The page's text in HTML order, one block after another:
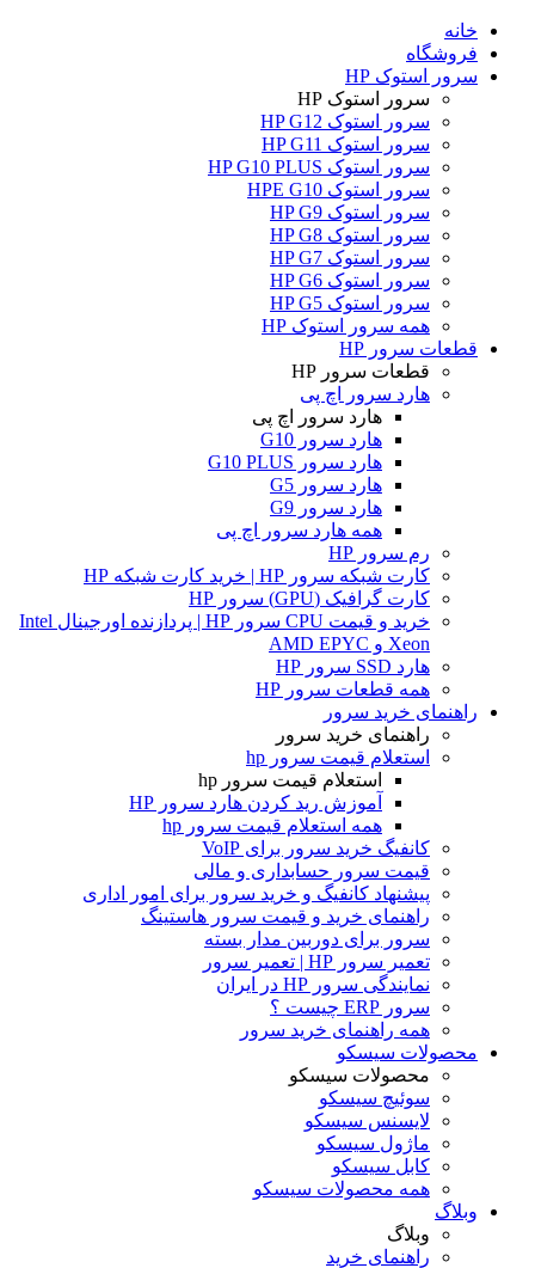
خانه
فروشگاه
سرور استوک HP
سرور استوک HP
سرور استوک HP G12
سرور استوک HP G11
سرور استوک HP G10 PLUS
سرور استوک HPE G10
سرور استوک HP G9
سرور استوک HP G8
سرور استوک HP G7
سرور استوک HP G6
سرور استوک HP G5
همه سرور استوک HP
قطعات سرور HP
قطعات سرور HP
هارد سرور اچ پی
هارد سرور اچ پی
هارد سرور G10
هارد سرور G10 PLUS
هارد سرور G5
هارد سرور G9
همه هارد سرور اچ پی
رم سرور HP
کارت شبکه سرور HP | خرید کارت شبکه HP
کارت گرافیک (GPU) سرور HP
خرید و قیمت CPU سرور HP | پردازنده اورجینال Intel
Xeon و AMD EPYC
هارد SSD سرور HP
همه قطعات سرور HP
راهنمای خرید سرور
راهنمای خرید سرور
استعلام قیمت سرور hp
استعلام قیمت سرور hp
آموزش ريد كردن هارد سرور HP
همه استعلام قیمت سرور hp
کانفیگ خرید سرور برای VoIP
قیمت سرور حسابداری و مالی
پیشنهاد کانفیگ و خرید سرور برای امور اداری
راهنمای خرید و قیمت سرور هاستینگ
سرور برای دوربین مدار بسته
تعمیر سرور HP | تعمیر سرور
نمایندگی سرور HP در ایران
سرور ERP چیست ؟
همه راهنمای خرید سرور
محصولات سیسکو
محصولات سیسکو
سوئیچ سیسکو
لایسنس سیسکو
ماژول سیسکو
کابل سیسکو
همه محصولات سیسکو
وبلاگ
وبلاگ
راهنمای خرید